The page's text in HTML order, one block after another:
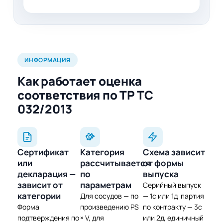
ИНФОРМАЦИЯ
Как работает оценка
соответствия по ТР ТС
032/2013
Сертификат
или
декларация —
зависит от
категории
Форма
подтверждения по
Категория
рассчитывается
по
параметрам
Для сосудов — по
произведению PS
× V, для
Схема зависит
от формы
выпуска
Серийный выпуск
— 1с или 1д, партия
по контракту — 3с
или 2д, единичный